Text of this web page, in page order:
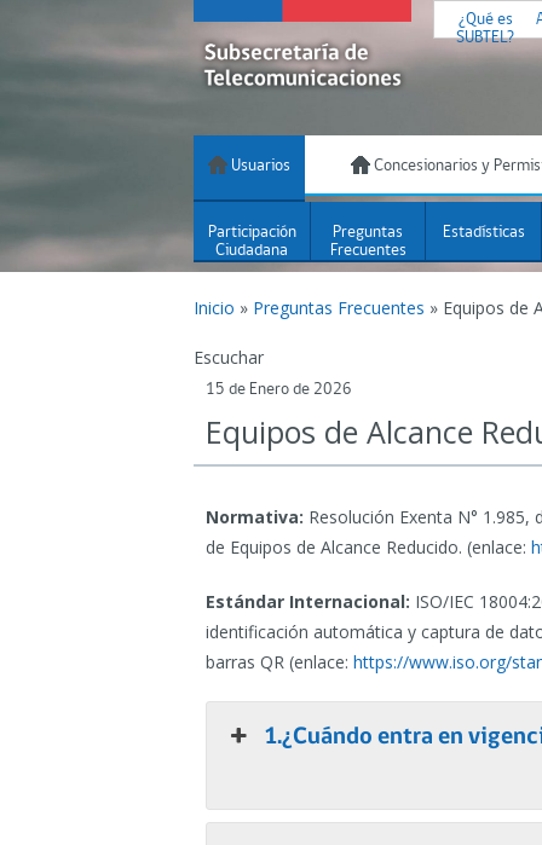
¿Qué es
SUBTEL?
Usuarios Concesionarios y
Participación
Ciudadana
Preguntas
Frecuentes
Estadísticas
Inicio » Preguntas Frecuentes » Equipos de
Escuchar
15 de Enero de 2026
Equipos de Alcance
Normativa: Resolución Exenta N°
de Equipos de Alcance Reducido. (enlace:
Estándar Internacional: ISO/IEC
identificación automática y captura de
barras QR (enlace: https://www.iso.org/
1.¿Cuándo entra en